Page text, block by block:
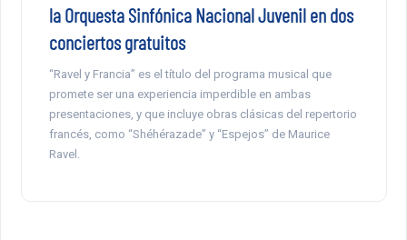
la Orquesta Sinfónica Nacional Juvenil en dos
conciertos gratuitos
“Ravel y Francia” es el título del programa musical que
promete ser una experiencia imperdible en ambas
presentaciones, y que incluye obras clásicas del repertorio
francés, como “Shéhérazade” y “Espejos” de Maurice
Ravel.